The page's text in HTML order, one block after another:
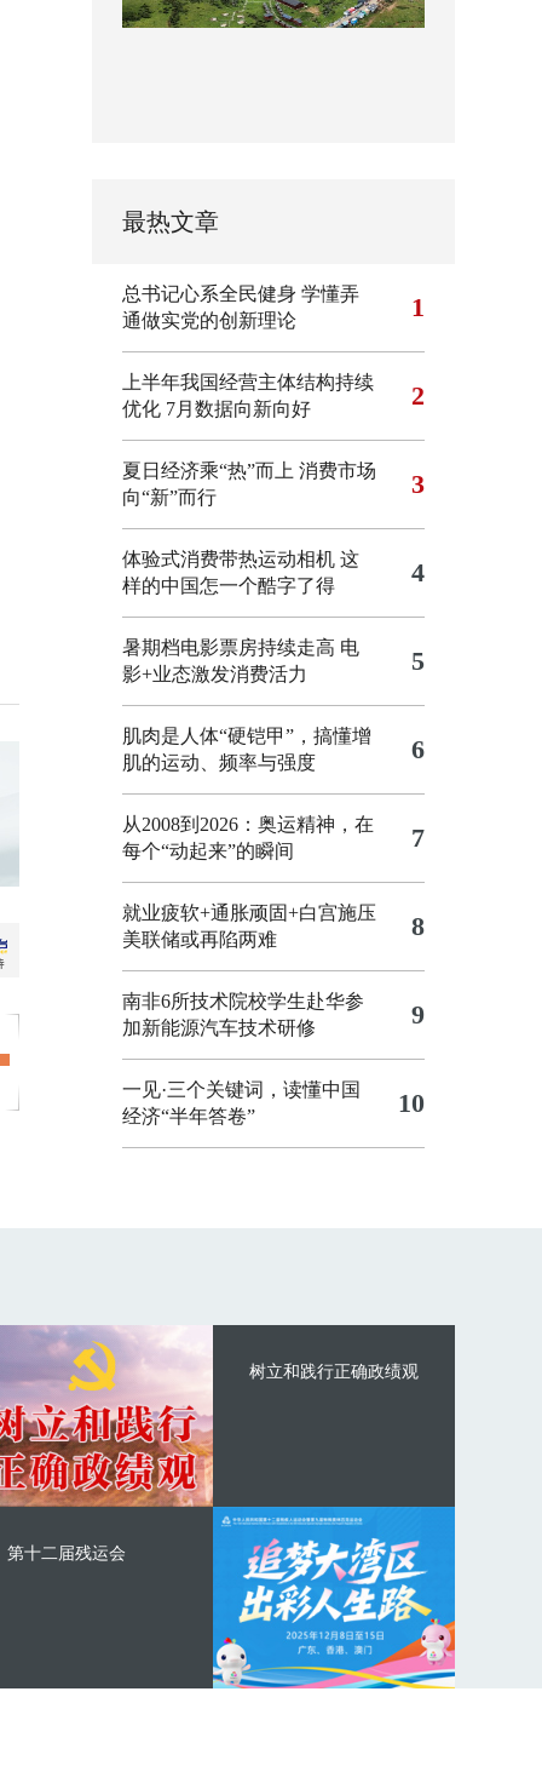
最热文章
总书记心系全民健身 学懂弄
通做实党的创新理论
1
上半年我国经营主体结构持续
优化 7月数据向新向好 2
夏日经济乘“热”而上 消费市场
向“新”而行
3
体验式消费带热运动相机 这
样的中国怎一个酷字了得
4
暑期档电影票房持续走高 电
影+业态激发消费活力
5
肌肉是人体“硬铠甲”，搞懂增
肌的运动、频率与强度
6
从2008到2026：奥运精神，在
每个“动起来”的瞬间
7
就业疲软+通胀顽固+白宫施压
美联储或再陷两难
8
南非6所技术院校学生赴华参
加新能源汽车技术研修
9
一见·三个关键词，读懂中国
经济“半年答卷”
10
树立和践行正确政绩观
第十二届残运会